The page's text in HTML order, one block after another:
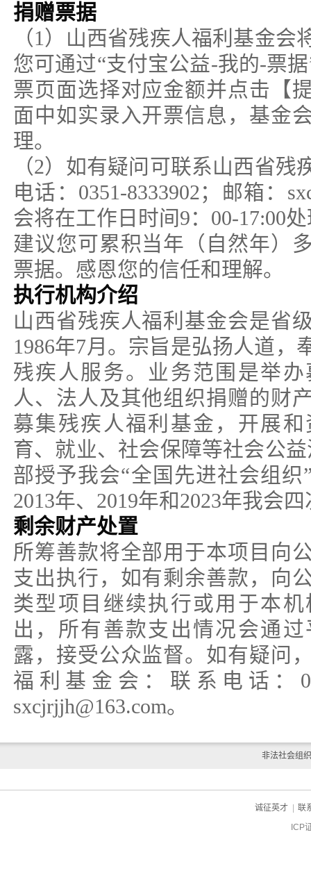
捐赠票据
（1）山西省残疾人福利基金会
您可通过“支付宝公益-我的-票
票页面选择对应金额并点击【
面中如实录入开票信息，基金
理。
（2）如有疑问可联系山西省残
电话：0351-8333902；邮箱：
会将在工作日时间9：00-17:00
建议您可累积当年（自然年）
票据。感恩您的信任和理解。
执行机构介绍
山西省残疾人福利基金会是省
1986年7月。宗旨是弘扬人道，
残疾人服务。业务范围是举
人、法人及其他组织捐赠的财
募集残疾人福利基金，开展
育、就业、社会保障等社会公
部授予我会“全国先进社会组织
2013年、2019年和2023年我会
剩余财产处置
所筹善款将全部用于本项目向
支出执行，如有剩余善款，向
类型项目继续执行或用于本
出，所有善款支出情况会通
露，接受公众监督。如有疑问
福利基金会：联系电话：
sxcjrjjh@163.com。
非法社会组
诚征英才
联
ICP